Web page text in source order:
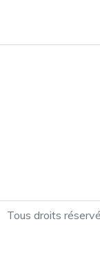
Tous droits